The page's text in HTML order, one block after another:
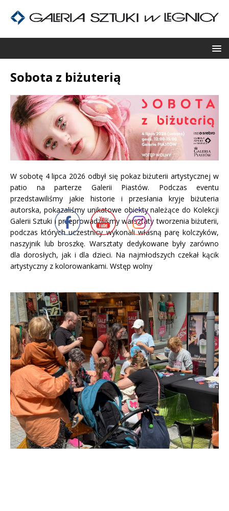
Sobota z biżuterią
W sobotę 4 lipca 2026 odbył się pokaz biżuterii artystycznej w
patio na parterze Galerii Piastów. Podczas eventu
przedstawiliśmy jakie historie i przesłania kryje biżuteria
autorska, pokazaliśmy unikatowe obiekty należące do Kolekcji
Galerii Sztuki i przeprowadziliśmy warsztaty tworzenia biżuterii,
podczas których uczestnicy wykonali własną parę kolczyków,
naszyjnik lub broszkę. Warsztaty dedykowane były zarówno
dla dorosłych, jak i dla dzieci. Na najmłodszych czekał kącik
artystyczny z kolorowankami. Wstęp wolny